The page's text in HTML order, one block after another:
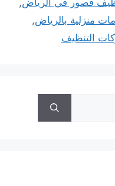
قصور في الرياض,
منزلية بالرياض,
التنظيف